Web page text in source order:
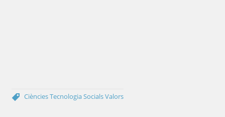
CiènciesTecnologiaSocialsValors